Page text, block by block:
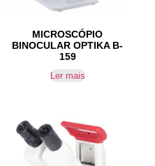
MICROSCÓPIO
BINOCULAR OPTIKA B-
159
Ler mais